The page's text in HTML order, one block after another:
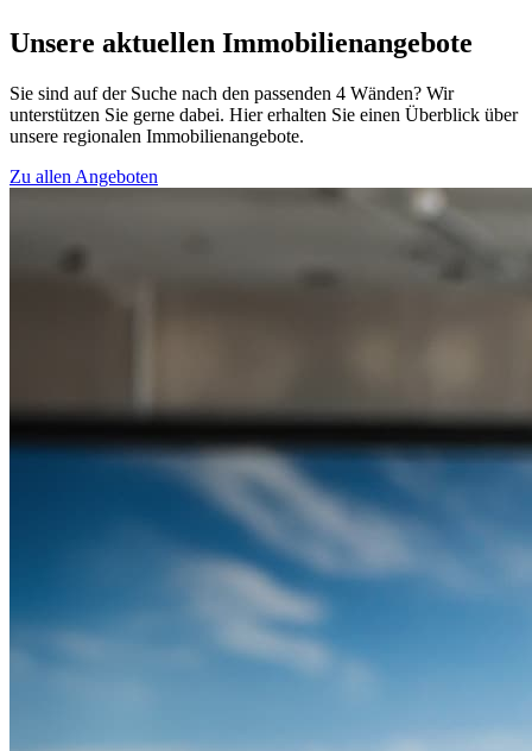
Unsere aktuellen Immobilienangebote
Sie sind auf der Suche nach den passenden 4 Wänden? Wir
unterstützen Sie gerne dabei. Hier erhalten Sie einen Überblick über
unsere regionalen Immobilienangebote.
Zu allen Angeboten